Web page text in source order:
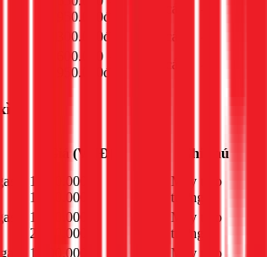
950.000đ
300.000đ cái
600.000 -
950.000đ
cái
Giá (VNĐ)
Ghi chú
1.000.000 -
1.900.000đ
Máy treo
tường
1.100.000 -
2.000.000đ
Máy treo
tường
1.500.000 - Máy treo